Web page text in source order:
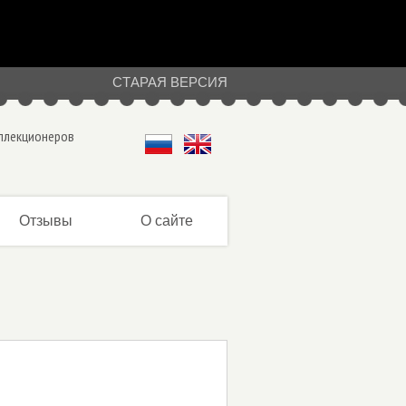
СТАРАЯ ВЕРСИЯ
Отзывы О сайте